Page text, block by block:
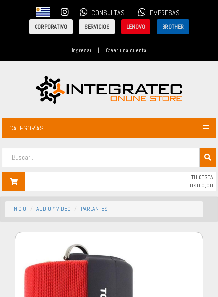
CONSULTAS EMPRESAS
CORPORATIVO SERVICIOS LENOVO BROTHER
Ingresar | Crear una cuenta
CATEGORÍAS
TU CESTA
USD 0,00
INICIO AUDIO Y VIDEO PARLANTES